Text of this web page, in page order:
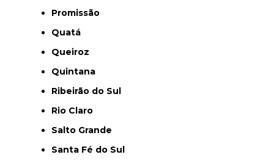
Promissão
Quatá
Queiroz
Quintana
Ribeirão do Sul
Rio Claro
Salto Grande
Santa Fé do Sul